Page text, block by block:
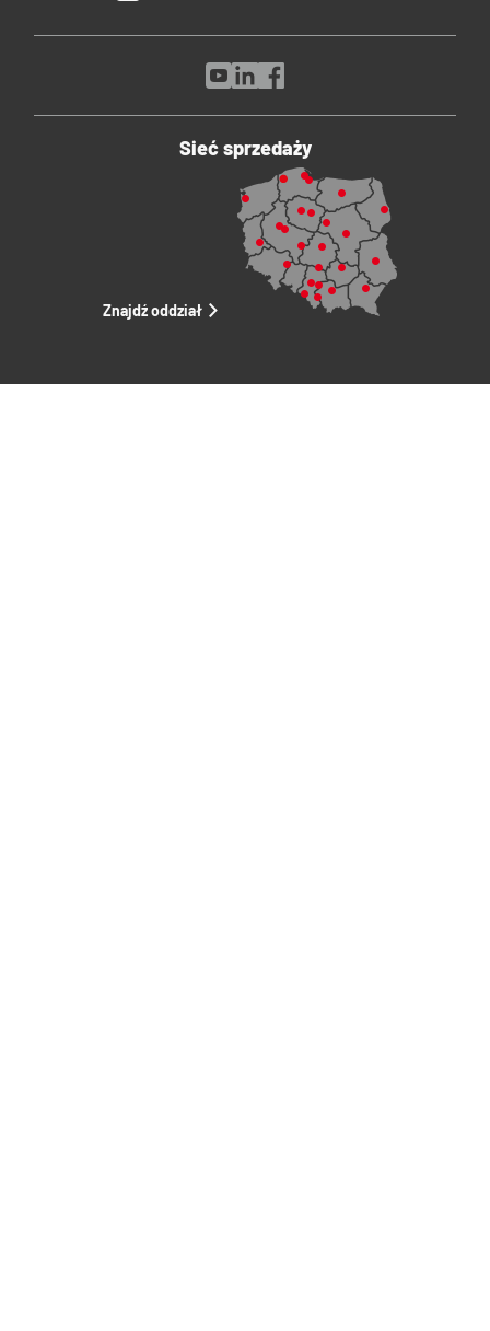
Sieć sprzedaży
Znajdź oddział